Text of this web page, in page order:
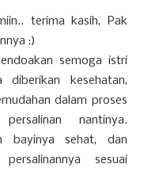
terima kasih, Pak
:)
semoga istri
kesehatan,
dalam proses
nantinya.
bayinya sehat, dan
sesuai